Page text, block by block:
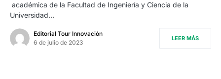
académica de la Facultad de Ingeniería y Ciencia de la
Universidad…
Editorial Tour Innovación
6 de julio de 2023
LEER MÁS